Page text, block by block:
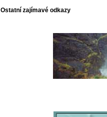
Ostatní zajímavé odkazy